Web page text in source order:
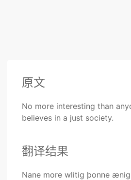
原文
No more interesting than
believes in a just society.
翻译结果
Nane more wlitig þonne